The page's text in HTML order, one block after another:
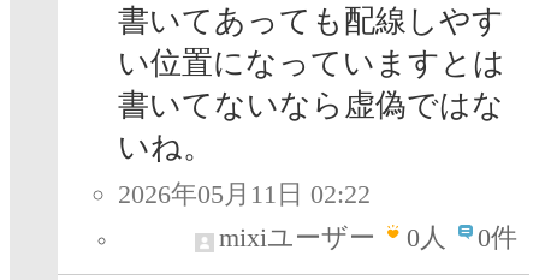
書いてあっても配線しやす
い位置になっていますとは
書いてないなら虚偽ではな
いね。
2026年05月11日 02:22
mixiユーザー
0人 0件